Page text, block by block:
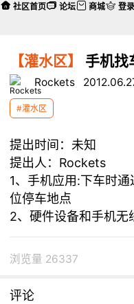
【灌水区】 手机找
Rockets
#灌水区
提出时间：未知
提出人：Rockets
1、手机应用:下车时
位停车地点
2、硬件设备和手机无
浏览量 26337
评论
社区首页 论坛 商城 登录